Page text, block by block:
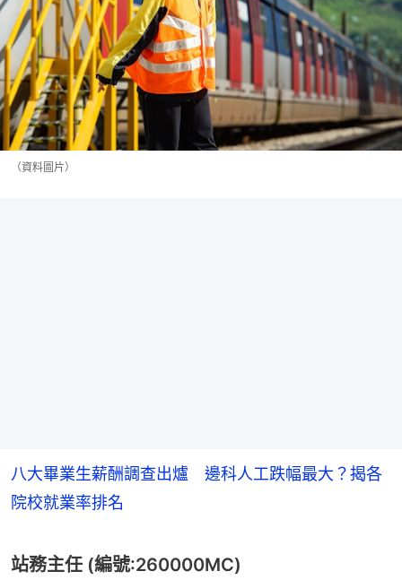
（資料圖片）
八大畢業生薪酬調查出爐 邊科人工跌幅最大？揭各
院校就業率排名
站務主任 (編號:260000MC)